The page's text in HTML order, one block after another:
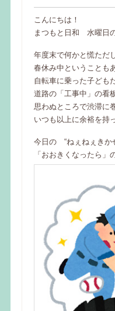
こんにちは！
まつもと日和 水曜日
年度末で何かと慌ただ
春休み中ということも
自転車に乗った子ども
道路の「工事中」の看
思わぬところで渋滞に
いつも以上に余裕を持
今日の “ねぇねぇき
「おおきくなったら」